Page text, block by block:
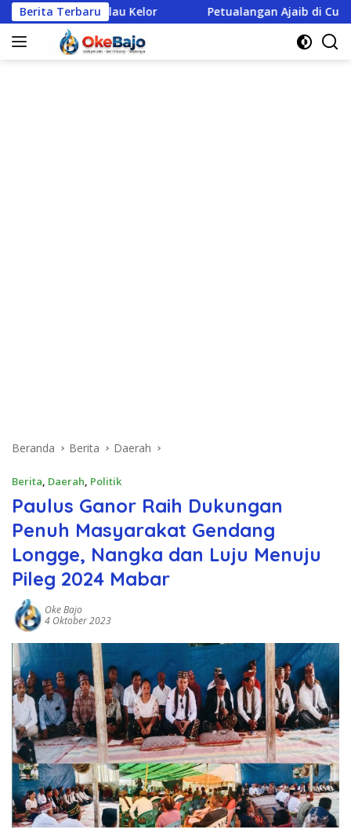
Langsung
ke
konten
Berita Terbaru
Kelor Petualangan Ajaib di Cunca Plias
Beranda Berita Daerah
Berita, Daerah, Politik
Paulus Ganor Raih Dukungan
Penuh Masyarakat Gendang
Longge, Nangka dan Luju Menuju
Pileg 2024 Mabar
Oke Bajo
4 Oktober 2023